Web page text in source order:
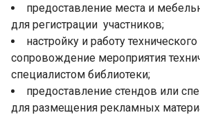
предоставление места и
для регистрации участников;
настройку и работу
сопровождение мероприятия
специалистом библиотеки;
предоставление стендов или
для размещения рекламных